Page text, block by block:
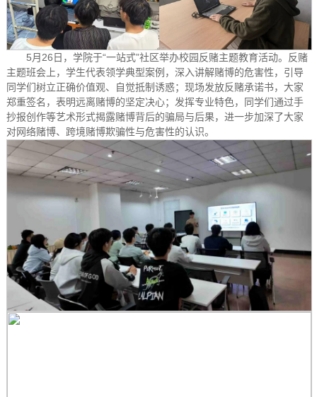
5月26日，学院于“一站式”社区举办校园反赌主题教育活动。反赌
主题班会上，学生代表领学典型案例，深入讲解赌博的危害性，引导
同学们树立正确价值观、自觉抵制诱惑；现场发放反赌承诺书，大家
郑重签名，表明远离赌博的坚定决心；发挥专业特色，同学们通过手
抄报创作等艺术形式揭露赌博背后的骗局与后果，进一步加深了大家
对网络赌博、跨境赌博欺骗性与危害性的认识。